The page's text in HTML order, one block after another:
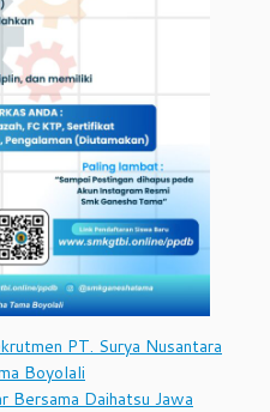
PT. Surya Nusantara
Boyolali
Bersama Daihatsu Jawa